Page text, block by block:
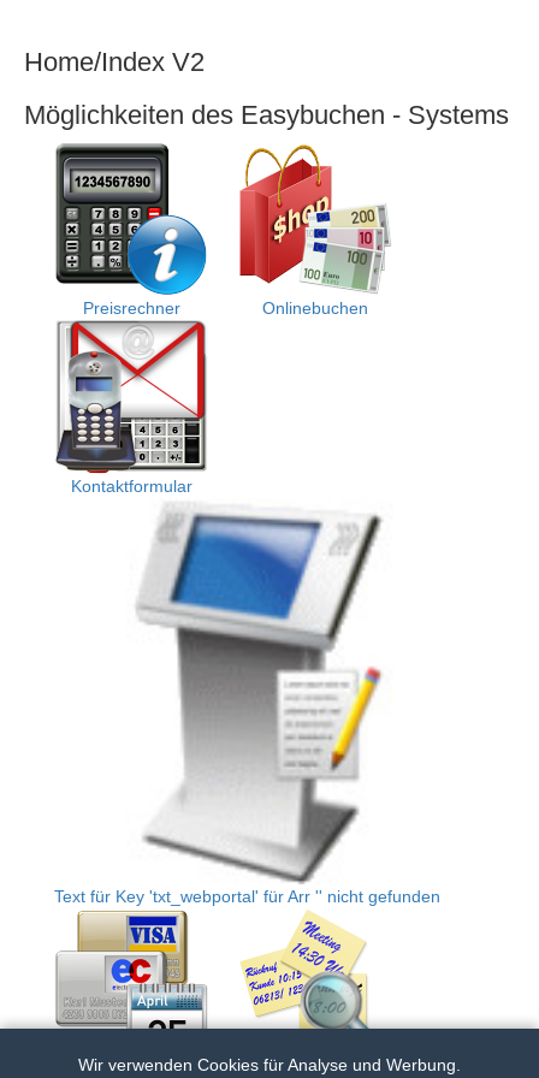
Wir verwenden Cookies für Analyse und Werbung.
bessere
Onlinebuchen
Home/Index V2
Möglichkeiten des Easybuchen - Systems
Preisrechner Onlinebuchen
Kontaktformular
Text für Key 'txt_webportal' für Arr '' nicht gefunden